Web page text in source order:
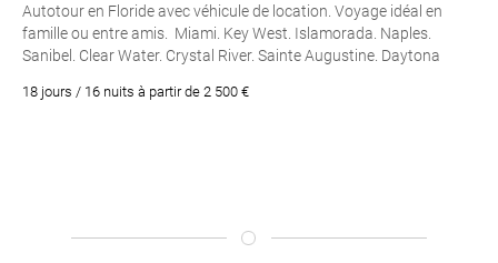
Autotour en Floride avec véhicule de location. Voyage idéal en
famille ou entre amis. Miami. Key West. Islamorada. Naples.
Sanibel. Clear Water. Crystal River. Sainte Augustine. Daytona
votre âme d’enfant à Orlando. Rencontrez les crocodiles
18 jours / 16 nuits à partir de 2 500 €